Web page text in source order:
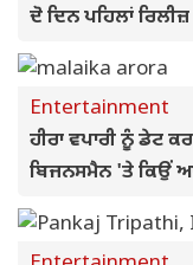
ਦੋ ਦਿਨ ਪਹਿਲਾਂ
Entertainment
ਹੀਰਾ ਵਪਾਰੀ ਨੂੰ ਡੇਟ
ਬਿਜਨਸਮੈਨ 'ਤੇ ਕਿਉਂ